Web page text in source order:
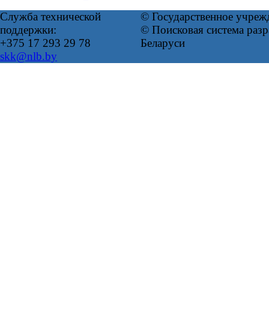
Служба технической
поддержки:
+375 17 293 29 78
skk@nlb.by
© Государственное
© Поисковая система
Беларуси